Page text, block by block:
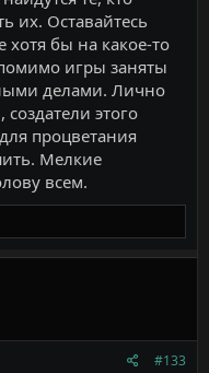
их. Оставайтесь
хотя бы на какое-то
игры заняты
делами. Лично
этого
процветания
Мелкие
всем.
#133